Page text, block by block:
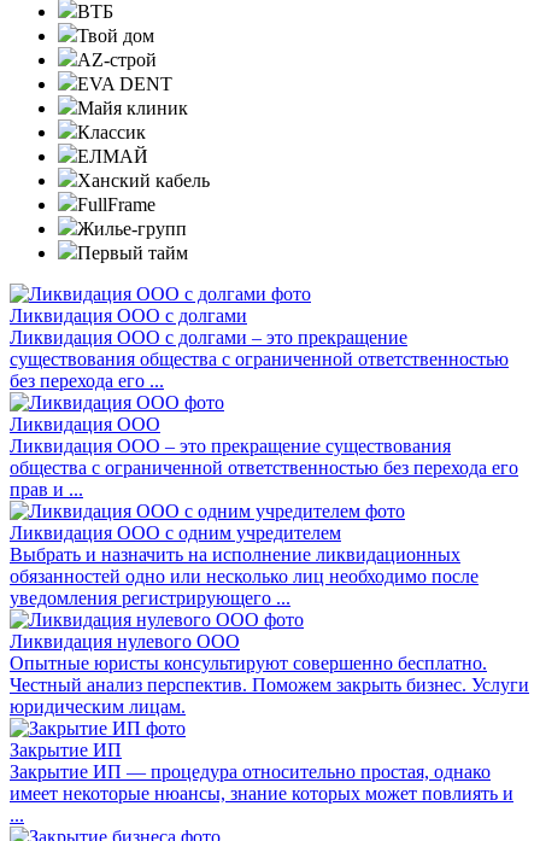
ВТБ
Твой дом
AZ-строй
EVA DENT
Майя клиник
Классик
ЕЛМАЙ
Ханский кабель
FullFrame
Жилье-групп
Первый тайм
Ликвидация ООО с долгами
Ликвидация ООО с долгами – это прекращение
существования общества с ограниченной ответственностью
без перехода его ...
Ликвидация ООО
Ликвидация ООО – это прекращение существования
общества с ограниченной ответственностью без перехода его
прав и ...
Ликвидация ООО с одним учредителем
Выбрать и назначить на исполнение ликвидационных
обязанностей одно или несколько лиц необходимо после
уведомления регистрирующего ...
Ликвидация нулевого ООО
Опытные юристы консультируют совершенно бесплатно.
Честный анализ перспектив. Поможем закрыть бизнес. Услуги
юридическим лицам.
Закрытие ИП
Закрытие ИП — процедура относительно простая, однако
имеет некоторые нюансы, знание которых может повлиять и
...